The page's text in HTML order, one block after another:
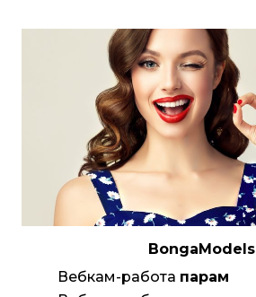
BongaModels
Вебкам-работа парам